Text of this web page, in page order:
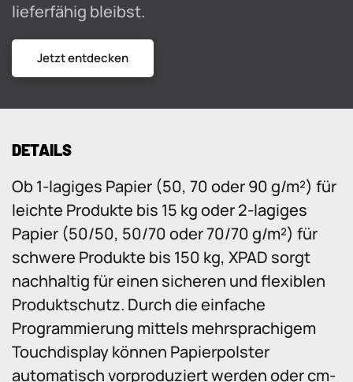
lieferfähig bleibst.
Jetzt entdecken
DETAILS
Ob 1-lagiges Papier (50, 70 oder 90 g/m²) für
leichte Produkte bis 15 kg oder 2-lagiges
Papier (50/50, 50/70 oder 70/70 g/m²) für
schwere Produkte bis 150 kg, XPAD sorgt
nachhaltig für einen sicheren und flexiblen
Produktschutz. Durch die einfache
Programmierung mittels mehrsprachigem
Touchdisplay können Papierpolster
automatisch vorproduziert werden oder cm-